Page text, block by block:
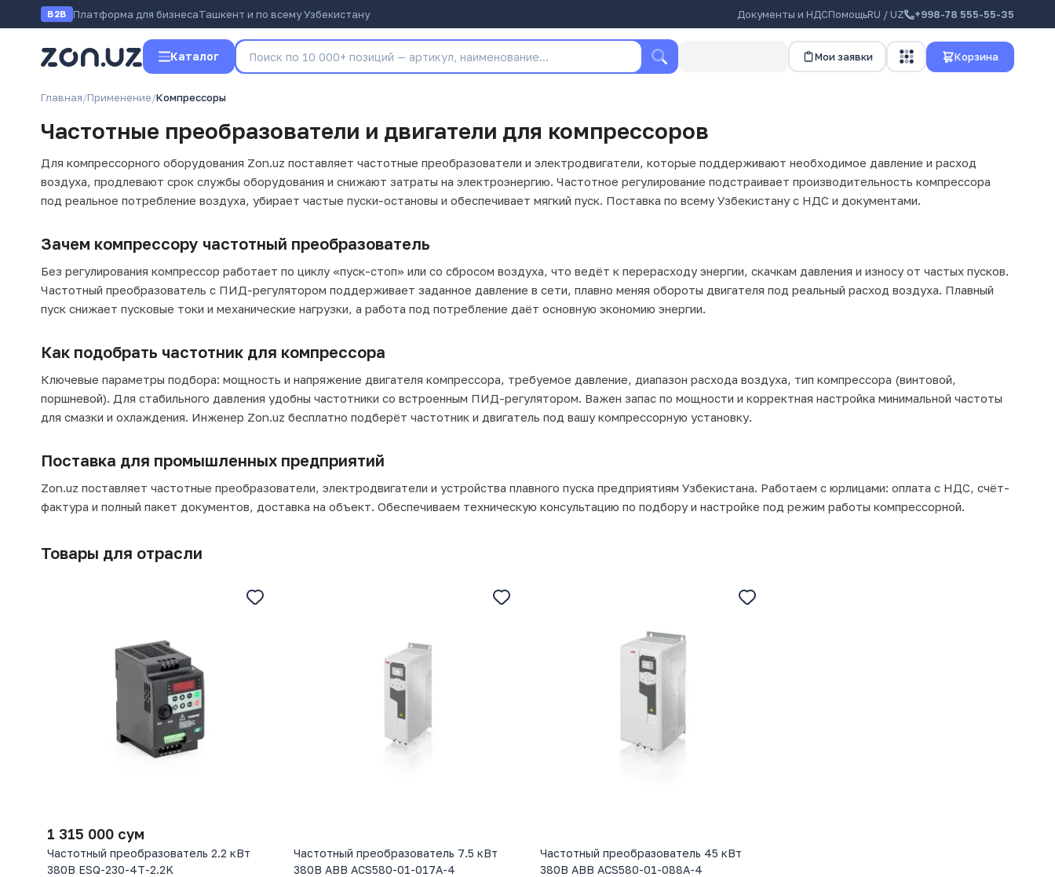
B2B Платформа для бизнесаТашкент и по всему Узбекистану Документы и НДСПомощьRU / UZ +998-78 555-55-35
Каталог Мои заявки Корзина
Главная/Применение/Компрессоры
Частотные преобразователи и двигатели для компрессоров
Для компрессорного оборудования Zon.uz поставляет частотные преобразователи и электродвигатели, которые поддерживают необходимое давление и расход
воздуха, продлевают срок службы оборудования и снижают затраты на электроэнергию. Частотное регулирование подстраивает производительность компрессора
под реальное потребление воздуха, убирает частые пуски-остановы и обеспечивает мягкий пуск. Поставка по всему Узбекистану с НДС и документами.
Зачем компрессору частотный преобразователь
Без регулирования компрессор работает по циклу «пуск-стоп» или со сбросом воздуха, что ведёт к перерасходу энергии, скачкам давления и износу от частых пусков.
Частотный преобразователь с ПИД-регулятором поддерживает заданное давление в сети, плавно меняя обороты двигателя под реальный расход воздуха. Плавный
пуск снижает пусковые токи и механические нагрузки, а работа под потребление даёт основную экономию энергии.
Как подобрать частотник для компрессора
Ключевые параметры подбора: мощность и напряжение двигателя компрессора, требуемое давление, диапазон расхода воздуха, тип компрессора (винтовой,
поршневой). Для стабильного давления удобны частотники со встроенным ПИД-регулятором. Важен запас по мощности и корректная настройка минимальной частоты
для смазки и охлаждения. Инженер Zon.uz бесплатно подберёт частотник и двигатель под вашу компрессорную установку.
Поставка для промышленных предприятий
Zon.uz поставляет частотные преобразователи, электродвигатели и устройства плавного пуска предприятиям Узбекистана. Работаем с юрлицами: оплата с НДС, счёт-
фактура и полный пакет документов, доставка на объект. Обеспечиваем техническую консультацию по подбору и настройке под режим работы компрессорной.
Товары для отрасли
1 315 000 сум
Частотный преобразователь 2.2 кВт
380В ESQ-230-4T-2.2K
Частотный преобразователь 7.5 кВт
380В ABB ACS580-01-017A-4
Частотный преобразователь 45 кВт
380В ABB ACS580-01-088A-4